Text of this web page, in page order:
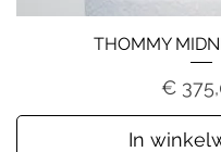
THOMMY
Prijs
€
In